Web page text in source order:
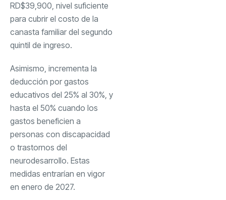
RD$39,900, nivel suficiente
para cubrir el costo de la
canasta familiar del segundo
quintil de ingreso.
Asimismo, incrementa la
deducción por gastos
educativos del 25% al 30%, y
hasta el 50% cuando los
gastos beneficien a
personas con discapacidad
o trastornos del
neurodesarrollo. Estas
medidas entrarían en vigor
en enero de 2027.